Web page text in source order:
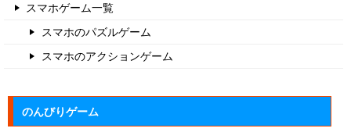
スマホゲーム一覧
スマホのパズルゲーム
スマホのアクションゲーム
のんびりゲーム